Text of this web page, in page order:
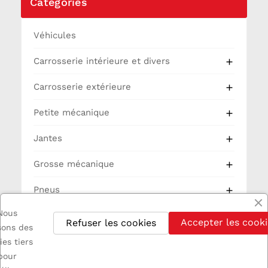
Véhicules
Carrosserie intérieure et divers 
Carrosserie extérieure 
Petite mécanique 
Jantes 
Grosse mécanique 
Pneus 
Partie Cycle
des
tiers
Accepter les
Refuser les cookies